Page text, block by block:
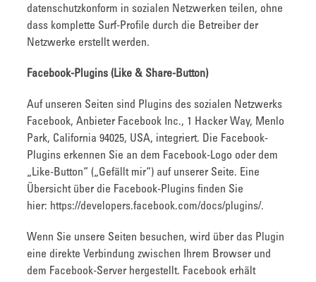
datenschutzkonform in sozialen Netzwerken teilen, ohne
dass komplette Surf-Profile durch die Betreiber der
Netzwerke erstellt werden.
Facebook-Plugins (Like & Share-Button)
Auf unseren Seiten sind Plugins des sozialen Netzwerks
Facebook, Anbieter Facebook Inc., 1 Hacker Way, Menlo
Park, California 94025, USA, integriert. Die Facebook-
Plugins erkennen Sie an dem Facebook-Logo oder dem
„Like-Button“ („Gefällt mir“) auf unserer Seite. Eine
Übersicht über die Facebook-Plugins finden Sie
hier: https://developers.facebook.com/docs/plugins/.
Wenn Sie unsere Seiten besuchen, wird über das Plugin
eine direkte Verbindung zwischen Ihrem Browser und
dem Facebook-Server hergestellt. Facebook erhält